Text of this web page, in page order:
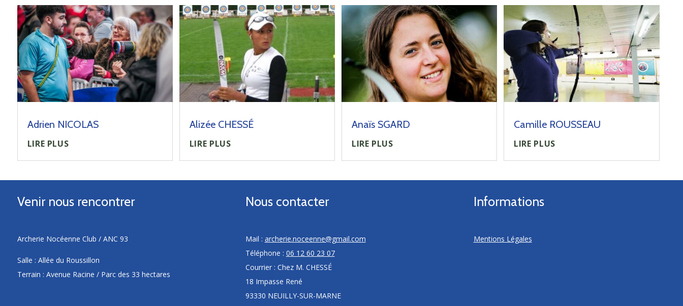
Adrien NICOLAS
LIRE PLUS
Alizée CHESSÉ
LIRE PLUS
Anaïs SGARD
LIRE PLUS
Camille ROUSSEAU
LIRE PLUS
Venir nous rencontrer
Archerie Nocéenne Club / ANC 93
Salle : Allée du Roussillon
Terrain : Avenue Racine / Parc des 33 hectares
Nous contacter
Mail : archerie.noceenne@gmail.com
Téléphone : 06 12 60 23 07
Courrier : Chez M. CHESSÉ
18 Impasse René
93330 NEUILLY-SUR-MARNE
Informations
Mentions Légales